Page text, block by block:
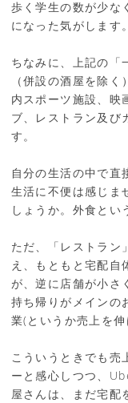
歩く学生の数が少な
になった気がします。
ちなみに、上記の「
（併設の酒屋を除
内スポーツ施設、映
ブ、レストラン及び
す。
自分の生活の中で直
生活に不便は感じま
しょうか。外食とい
ただ、「レストラン
え、もともと宅配自
が、逆に店舗が小さ
持ち帰りがメインの
業(というか売上を伸
こういうときでも売
ーと感心しつつ、
屋さんは、まだ宅配